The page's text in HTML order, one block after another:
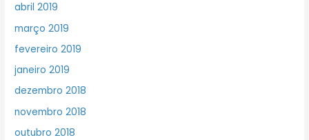
abril 2019
março 2019
fevereiro 2019
janeiro 2019
dezembro 2018
novembro 2018
outubro 2018